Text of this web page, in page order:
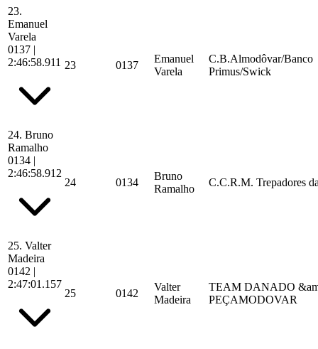
23.
Emanuel
Varela
0137 |
2:46:58.911 23 0137
Emanuel
Varela
C.B.Almodôvar/Banco
Primus/Swick
24. Bruno
Ramalho
0134 |
2:46:58.912
24 0134
Bruno
Ramalho
C.C.R.M. Trepadores
25. Valter
Madeira
0142 |
2:47:01.157
25 0142
Valter
Madeira
TEAM DANADO
PEÇAMODOVAR